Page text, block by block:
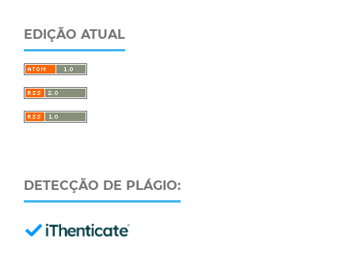
EDIÇÃO ATUAL
DETECÇÃO DE PLÁGIO: